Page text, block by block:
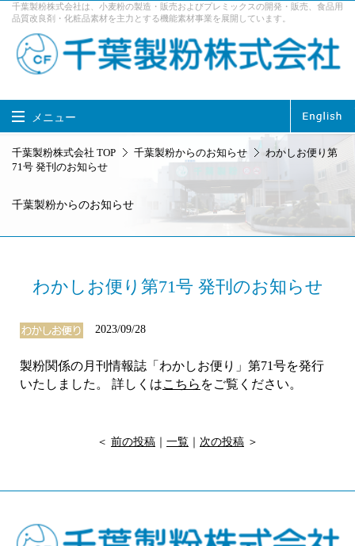
千葉製粉株式会社は、小麦粉の製造・販売およびプレミックスの開発・販売、食品用
品質改良剤・化粧品素材を主力とする機能素材事業を展開しています。
メニュー
千葉製粉株式会社 TOP
事業内容
企業情報 サステナビリティ
採用情報 お問い合せ
千葉製粉株式会社 TOP 千葉製粉からのお知らせ
わかしお便り第
71号 発刊のお知らせ
千葉製粉からのお知らせ
わかしお便り第71号 発刊のお知らせ
2023/09/28
製粉関係の月刊情報誌「わかしお便り」第71号を発行
いたしました。
詳しくはこちら をご覧ください。
＜ 前の投稿 一覧 次の投稿 ＞